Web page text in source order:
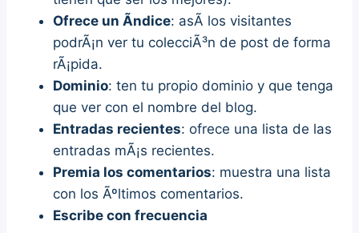
Ofrece un Ã­ndice: asÃ­ los visitantes
podrÃ¡n ver tu colecciÃ³n de post de forma
rÃ¡pida.
Dominio: ten tu propio dominio y que tenga
que ver con el nombre del blog.
Entradas recientes: ofrece una lista de las
entradas mÃ¡s recientes.
Premia los comentarios: muestra una lista
con los Ãºltimos comentarios.
Escribe con frecuencia